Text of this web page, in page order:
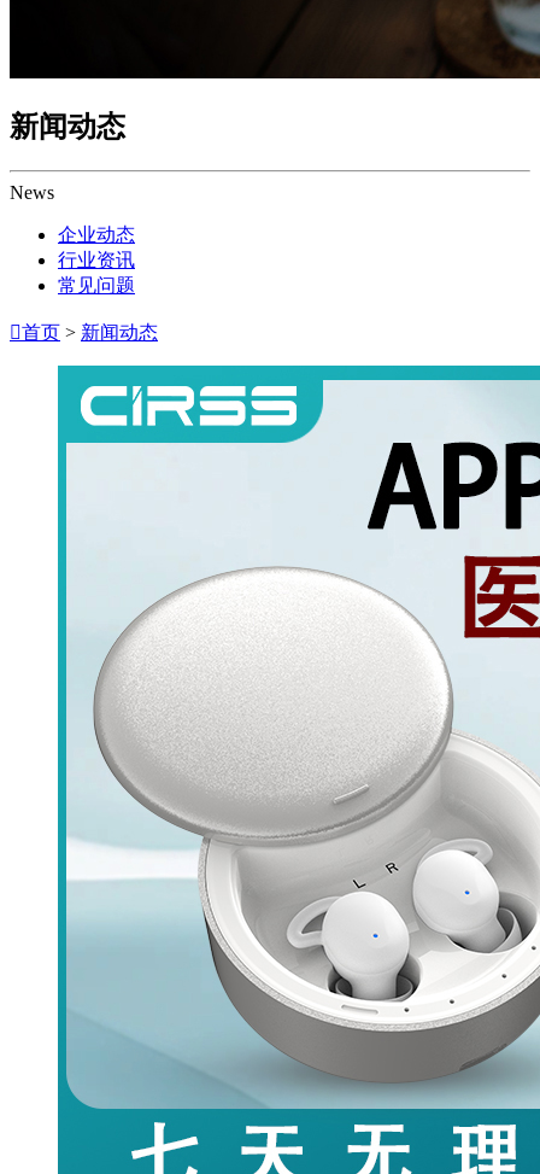
新闻动态
News
企业动态
行业资讯
常见问题
首页 > 新闻动态